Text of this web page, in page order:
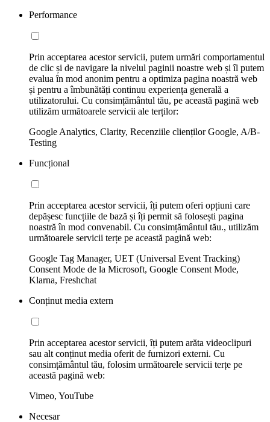
Performance
Prin acceptarea acestor servicii, putem urmări comportamentul
de clic și de navigare la nivelul paginii noastre web și îl putem
evalua în mod anonim pentru a optimiza pagina noastră web
și pentru a îmbunătăți continuu experiența generală a
utilizatorului. Cu consimțământul tău, pe această pagină web
utilizăm următoarele servicii ale terților:
Google Analytics, Clarity, Recenziile clienților Google, A/B-
Testing
Funcțional
Prin acceptarea acestor servicii, îți putem oferi opțiuni care
depășesc funcțiile de bază și îți permit să folosești pagina
noastră în mod convenabil. Cu consimțământul tău., utilizăm
următoarele servicii terțe pe această pagină web:
Google Tag Manager, UET (Universal Event Tracking)
Consent Mode de la Microsoft, Google Consent Mode,
Klarna, Freshchat
Conținut media extern
Prin acceptarea acestor servicii, îți putem arăta videoclipuri
sau alt conținut media oferit de furnizori externi. Cu
consimțământul tău, folosim următoarele servicii terțe pe
această pagină web:
Vimeo, YouTube
Necesar